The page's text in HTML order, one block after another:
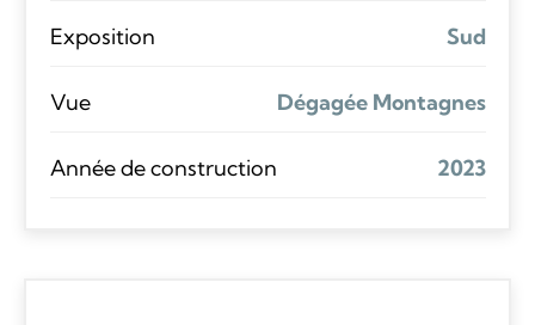
Exposition Sud
Vue Dégagée Montagnes
Année de construction 2023